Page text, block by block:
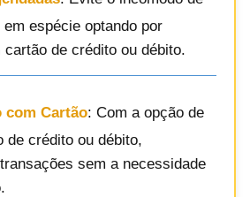
espécie optando por
cartão de crédito ou débito.
com Cartão: Com a opção de
de crédito ou débito,
sem a necessidade